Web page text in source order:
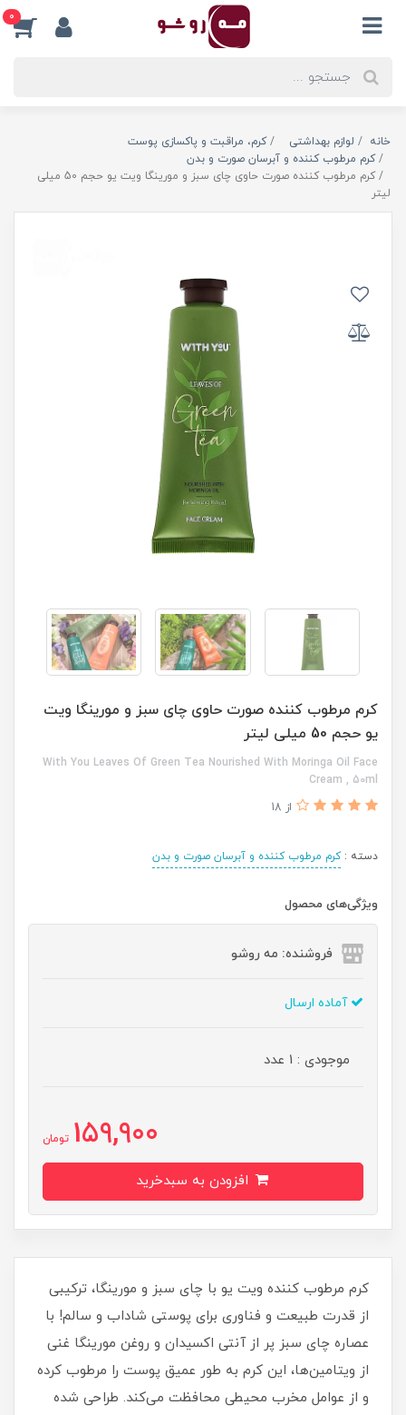
0
خانه لوازم بهداشتی
کرم، مراقبت و پاکسازی پوست
کرم مرطوب کننده و آبرسان صورت و بدن
کرم مرطوب کننده صورت حاوی چای سبز و مورینگا ویت یو حجم 50 میلی
لیتر
کرم مرطوب کننده صورت حاوی چای سبز و مورینگا ویت
یو حجم 50 میلی لیتر
With You Leaves Of Green Tea Nourished With Moringa Oil Face
Cream , 50ml
از 18
دسته :کرم مرطوب کننده و آبرسان صورت و بدن
ویژگی‌های محصول
فروشنده: مه رو‌شو
آماده ارسال
موجودی : 1 عدد
159,900 تومان
کرم مرطوب کننده ویت یو با چای سبز و مورینگا، ترکیبی
از قدرت طبیعت و فناوری برای پوستی شاداب و سالم! با
عصاره چای سبز پر از آنتی اکسیدان و روغن مورینگا غنی
از ویتامین‌ها، این کرم به طور عمیق پوست را مرطوب کرده
و از عوامل مخرب محیطی محافظت می‌کند. طراحی شده